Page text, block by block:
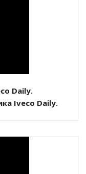
Daily.
Iveco Daily.